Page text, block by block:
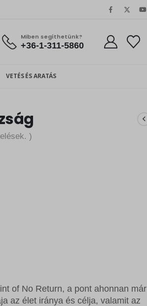
Miben segíthetünk?
+36-1-311-5860
VETÉS ÉS ARATÁS
)
of No Return, a pont ahonnan már
az élet iránya és célja, valamit az